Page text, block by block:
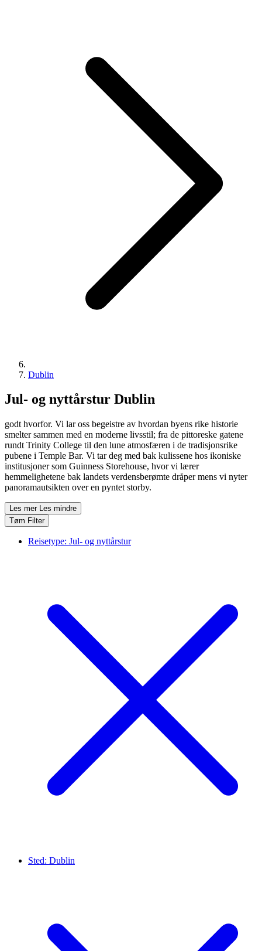
Dublin
Jul- og nyttårstur Dublin
godt hvorfor. Vi lar oss begeistre av hvordan byens rike historie
smelter sammen med en moderne livsstil; fra de pittoreske gatene
rundt Trinity College til den lune atmosfæren i de tradisjonsrike
pubene i Temple Bar. Vi tar deg med bak kulissene hos ikoniske
institusjoner som Guinness Storehouse, hvor vi lærer
hemmelighetene bak landets verdensberømte dråper mens vi nyter
panoramautsikten over en pyntet storby.
Les mer Les mindre
Tøm Filter
Reisetype: Jul- og nyttårstur
Sted: Dublin